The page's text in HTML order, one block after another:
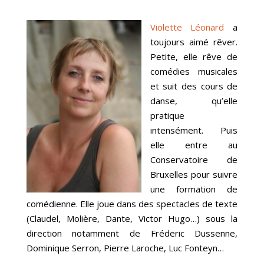
Violette Léonard a
toujours aimé rêver.
Petite, elle rêve de
comédies musicales
et suit des cours de
danse, qu’elle
pratique
intensément. Puis
elle entre au
Conservatoire de
Bruxelles pour suivre
une formation de
comédienne. Elle joue dans des spectacles de texte
(Claudel, Molière, Dante, Victor Hugo…) sous la
direction notamment de Fréderic Dussenne,
Dominique Serron, Pierre Laroche, Luc Fonteyn…